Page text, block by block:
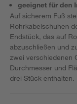
geeignet für den
Auf sicherem Fuß
Rohrkabelschuhen
Endstück, das auf
abzuschließen und
zwei verschiedenen
Durchmesser und
drei Stück enthalten.